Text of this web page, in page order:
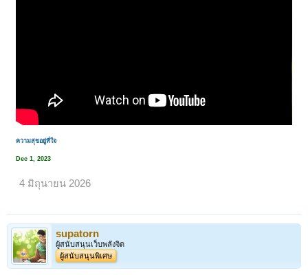
ความสุขอยู่ที่ใจ
Dec 1, 2023
4 มิถุนายน 2026
supatorn
ผู้สนับสนุนเว็บพลังจิต
ผู้สนับสนุนพิเศษ